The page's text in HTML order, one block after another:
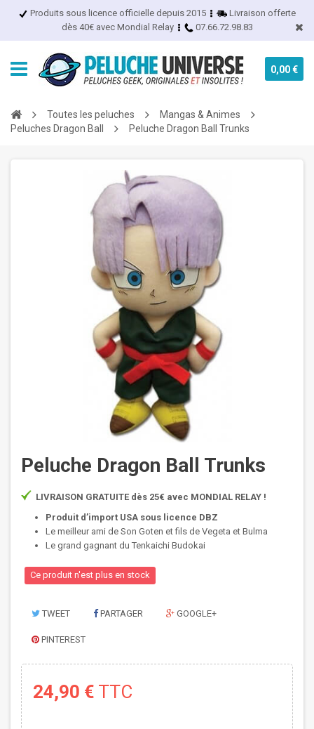
Produits sous licence officielle depuis 2015
Livraison offerte
dès 40€ avec Mondial Relay
07.66.72.98.83
0,00 €
Toutes les peluches
Mangas & Animes
Peluches Dragon Ball
Peluche Dragon Ball Trunks
Peluche Dragon Ball Trunks
LIVRAISON GRATUITE dès 25€ avec MONDIAL RELAY !
Produit d’import USA sous licence DBZ
Le meilleur ami de Son Goten et fils de Vegeta et Bulma
Le grand gagnant du Tenkaichi Budokai
Ce produit n'est plus en stock
TWEET PARTAGER GOOGLE+
PINTEREST
24,90 € TTC